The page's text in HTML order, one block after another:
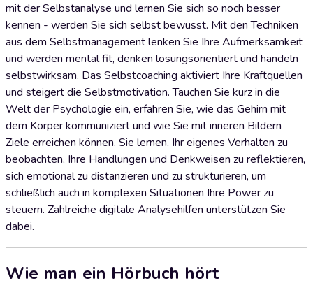
mit der Selbstanalyse und lernen Sie sich so noch besser
kennen - werden Sie sich selbst bewusst. Mit den Techniken
aus dem Selbstmanagement lenken Sie Ihre Aufmerksamkeit
und werden mental fit, denken lösungsorientiert und handeln
selbstwirksam. Das Selbstcoaching aktiviert Ihre Kraftquellen
und steigert die Selbstmotivation. Tauchen Sie kurz in die
Welt der Psychologie ein, erfahren Sie, wie das Gehirn mit
dem Körper kommuniziert und wie Sie mit inneren Bildern
Ziele erreichen können. Sie lernen, Ihr eigenes Verhalten zu
beobachten, Ihre Handlungen und Denkweisen zu reflektieren,
sich emotional zu distanzieren und zu strukturieren, um
schließlich auch in komplexen Situationen Ihre Power zu
steuern. Zahlreiche digitale Analysehilfen unterstützen Sie
dabei.
Wie man ein Hörbuch hört